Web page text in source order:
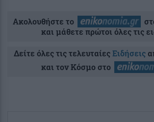
Ακολουθήστε το
και μάθετε πρώτοι όλες τις
Δείτε όλες τις τελευταίεςΕιδήσεις
και τον Κόσμο στο